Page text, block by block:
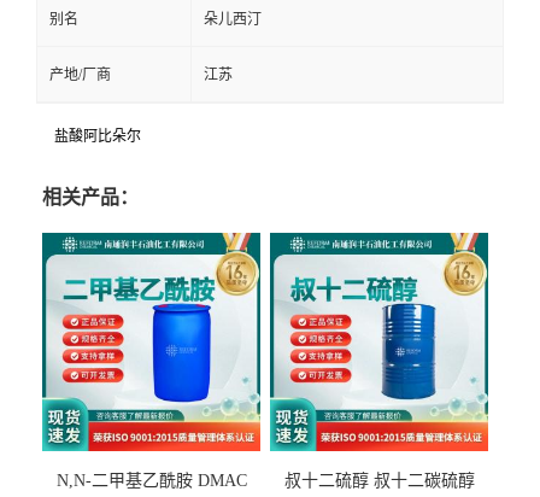
别名 朵儿西汀
产地/厂商 江苏
盐酸阿比朵尔
相关产品：
N,N-二甲基乙酰胺 DMAC 叔十二硫醇 叔十二碳硫醇